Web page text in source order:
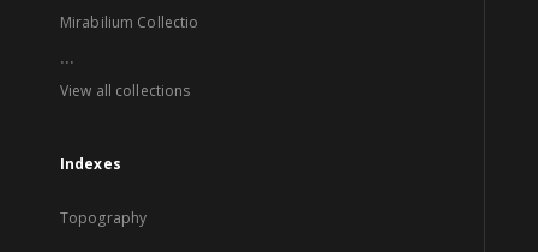
Mirabilium Collectio
...
View all collections
Indexes
Topography